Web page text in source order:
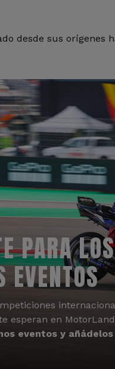
desde sus
PARA LOS
EVENTOS
esperan en
eventos y